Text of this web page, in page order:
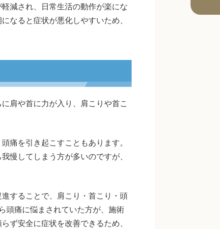
減され、日常生活の動作が楽にな
なると症状が悪化しやすいため、
肩や首に力が入り、肩こりや首こ
痛を引き起こすこともあります。
慢してしまう方が多いのですが、
することで、肩こり・首こり・頭
頭痛に悩まされていた方が、施術
ず安全に症状を改善できるため、